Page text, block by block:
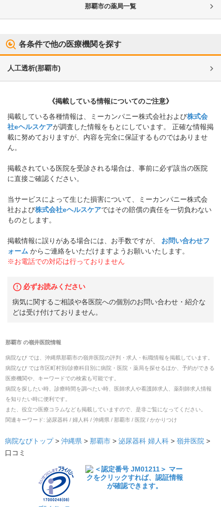
那覇市の薬局一覧
各条件で他の医療機関を探す
人工透析(那覇市)
《掲載している情報についてのご注意》
掲載している各種情報は、ミーカンパニー株式会社および株式会
社eヘルスケアが調査した情報をもとにしています。 正確な情報掲
載に努めておりますが、内容を完全に保証するものではありませ
ん。
掲載されている医院を受診される場合は、事前に必ず該当の医院
に直接ご確認ください。
当サービスによって生じた損害について、ミーカンパニー株式会
社および株式会社eヘルスケアではその賠償の責任を一切負わない
ものとします。
掲載情報に誤りがある場合には、お手数ですが、
お問い合わせフ
ォーム からご連絡をいただけますようお願いいたします。
※お電話での対応は行っておりません
必ずお読みください
病気に関するご相談や各医院への個別のお問い合わせ・紹介な
どは受け付けておりません。
那覇市の嶺井医院情報
病院なび では、 沖縄県那覇市の嶺井医院の評判・求人・転職情報を掲載しています。
病院なび では市区町村別/診療科目別に病院・医院・薬局を探せるほか、予約ができる
医療機関や、キーワードでの検索も可能です。
病院を探したい時、診療時間を調べたい時、医師求人や看護師求人、薬剤師求人情報
を知りたい時に便利です。
また、役立つ医療コラムなども掲載していますので、是非ご覧になってください。
関連キーワード: 泌尿器科 / 婦人科 / 沖縄県 / 那覇市 / 医院 / かかりつけ
病院なびトップ > 沖縄県 > 那覇市 > 泌尿器科 婦人科 > 嶺井医院 >
口コミ